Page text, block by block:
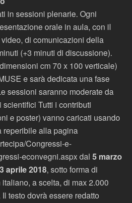
in sessioni plenarie. Ogni
orale in aula, con il
di comunicazioni della
(+3 minuti di discussione).
cm 70 x 100 verticale)
e sarà dedicata una fase
sessioni saranno moderate da
Tutti i contributi
e poster) vanno caricati usando
reperibile alla pagina
Congressi-e-
econvegni.aspx dal 5 marzo
aprile 2018, sotto forma di
a scelta, di max 2.000
testo dovrà essere redatto